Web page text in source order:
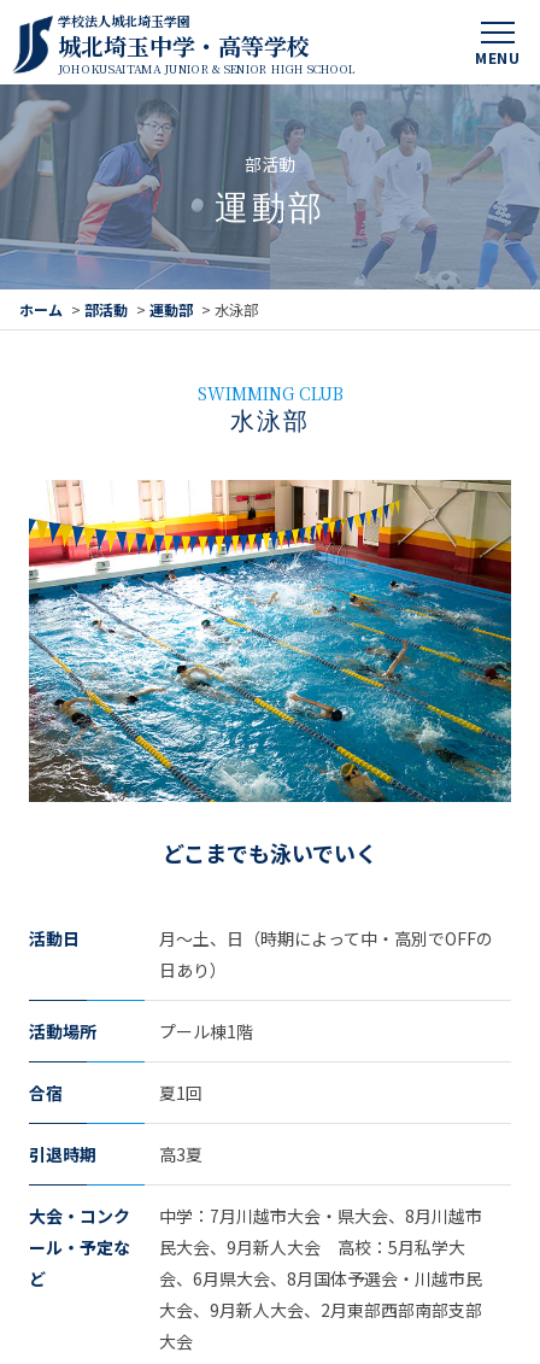
MENU
学校法人城北埼玉学園
城北埼玉中学・高等学校
JOHOKUSAITAMA JUNIOR & SENIOR HIGH SCHOOL
部活動
運動部
ホーム > 部活動 > 運動部 > 水泳部
SWIMMING CLUB
水泳部
どこまでも泳いでいく
活動日
月～土、日（時期によって中・高別でOFFの
日あり）
活動場所 プール棟1階
合宿 夏1回
引退時期 高3夏
大会・コンク
ール・予定な
ど
中学：7月川越市大会・県大会、8月川越市
民大会、9月新人大会 高校：5月私学大
会、6月県大会、8月国体予選会・川越市民
大会、9月新人大会、2月東部西部南部支部
大会